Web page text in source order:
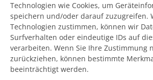
Technologien wie Cookies, um
speichern und/oder darauf zuzugreifen.
Technologien zustimmen, können wir
Surfverhalten oder eindeutige IDs auf
verarbeiten. Wenn Sie Ihre Zustimmung
zurückziehen, können bestimmte
beeinträchtigt werden.
Jetzt unseren Newsletter
United Against Waste wird